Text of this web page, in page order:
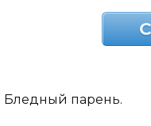
Бледный парень.